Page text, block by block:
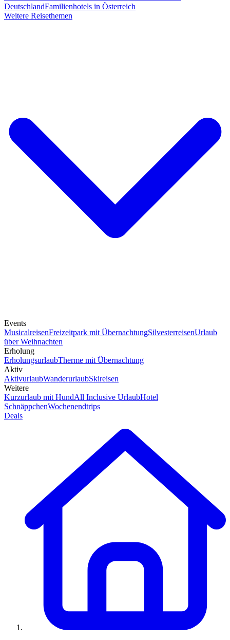
DeutschlandFamilienhotels in Österreich
Weitere Reisethemen
Events
MusicalreisenFreizeitpark mit ÜbernachtungSilvesterreisenUrlaub
über Weihnachten
Erholung
ErholungsurlaubTherme mit Übernachtung
Aktiv
AktivurlaubWanderurlaubSkireisen
Weitere
Kurzurlaub mit HundAll Inclusive UrlaubHotel
SchnäppchenWochenendtrips
Deals